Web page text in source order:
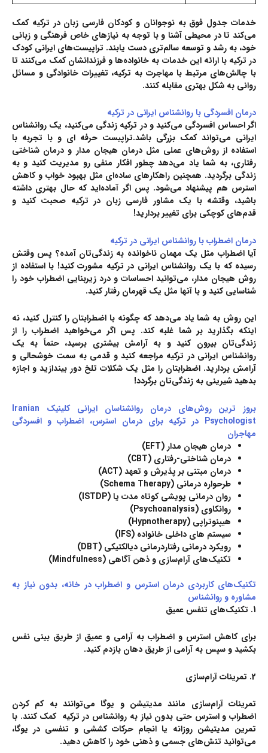
خدمات جدول فوق به نوجوانان و کودکان فارسی زبان در ترکیه کمک
می‌کند تا در محیطی آشنا و با توجه به نیازهای خاص فرهنگی و زبانی
خود، به رشد و توسعه سالم‌تری دست یابند. تراپیست‌های ایرانی کودک
در ترکیه با ارائه این خدمات به خانواده‌ها و فرزندانشان کمک می‌کنند تا
با چالش‌های مرتبط با مهاجرت به ترکیه، تغییرات خانوادگی و مسائل
روانی به شکل بهتری مقابله کنند.
درمان افسردگی با روانشناس ایرانی در ترکیه
اگر احساس افسردگی می‌کنید و در ترکیه زندگی می‌کنید، یک روانشناس
ایرانی می‌تواند کمک بزرگی باشد.تراپیست حرفه ای و با تجربه با
استفاده از روش‌های عملی مثل درمان هیجان مدار و درمان شناختی
رفتاری، به شما یاد می‌دهد چطور افکار منفی رو مدیریت کنید و به
زندگی برگردید. همچنین راهکارهای ساده‌ای مثل بهبود خواب و کاهش
استرس هم پیشنهاد می‌شود. پس اگر آماده‌اید که حال بهتری داشته
باشید، وقتشه با یک مشاور فارسی زبان در ترکیه صحبت کنید و
قدم‌های کوچکی برای تغییر بردارید!
درمان اضطراب با روانشناس ایرانی در ترکیه
آیا اضطراب مثل یک مهمان ناخوانده به زندگی‌تان آمده؟ پس وقتش
رسیده که با یک روانشناس ایرانی در ترکیه مشورت کنید! با استفاده از
روش هیجان مدار، می‌توانید احساسات و درد زیربنایی اضطراب خود را
شناسایی کنید و با آنها مثل یک قهرمان رفتار کنید.
این روش به شما یاد می‌دهد که چگونه با اضطرابتان را کنترل کنید، نه
اینکه بگذارید بر شما غلبه کند. پس اگر می‌خواهید اضطراب را از
زندگی‌تان بیرون کنید و به آرامش بیشتری برسید، حتماً به یک
روانشناس ایرانی در ترکیه مراجعه کنید و قدمی به سمت خوشحالی و
آرامش بردارید. اضطرابتان را مثل یک شکلات تلخ دور بیندازید و اجازه
بدهید شیرینی به زندگی‌تان برگردد!
بروز ترین روش‌های درمان روانشناسان ایرانی کلینیک Iranian
Psychologist در ترکیه برای درمان استرس، اضطراب و افسردگی
مهاجران
درمان هیجان مدار (EFT)
درمان شناختی-رفتاری (CBT)
درمان مبتنی بر پذیرش و تعهد (ACT)
طرحواره درمانی (Schema Therapy)
روان درمانی پویشی کوتاه مدت یا (ISTDP)
روانکاوی (Psychoanalysis)
هیپنوتراپی (Hypnotherapy)
سیستم های داخلی خانواده (IFS)
رویکرد درمانی رفتاردرمانی دیالکتیکی (DBT)
تکنیک‌های آرام‌سازی و ذهن آگاهی (Mindfulness)
تکنیک‌های کاربردی درمان استرس و اضطراب در خانه، بدون نیاز به
مشاوره و روانشناس
1. تکنیک‌های تنفس عمیق
برای کاهش استرس و اضطراب به آرامی و عمیق از طریق بینی نفس
بکشید و سپس به آرامی از طریق دهان بازدم کنید.
2. تمرینات آرام‌سازی
تمرینات آرام‌سازی مانند مدیتیشنو یوگا می‌توانند به کم کردن
اضطراب و استرس حتی بدون نیاز به روانشناس در ترکیه کمک کنند. با
تمرین مدیتیشن روزانه یا انجام حرکات کششی و تنفسی در یوگا،
می‌توانید تنش‌های جسمی و ذهنی خود را کاهش دهید.